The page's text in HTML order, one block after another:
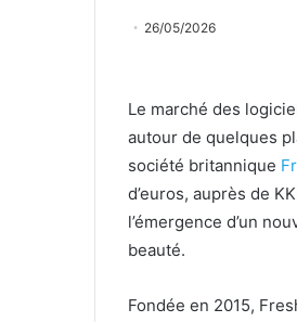
26/05/2026
Le marché des
autour de quelques
société britannique
d’euros, auprès de
l’émergence d’un
beauté.
Fondée en 2015,